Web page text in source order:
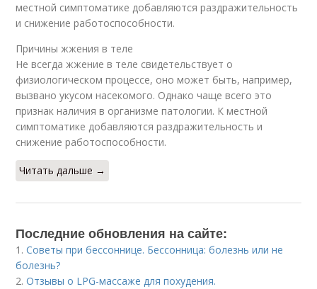
местной симптоматике добавляются раздражительность
и снижение работоспособности.
Причины жжения в теле
Не всегда жжение в теле свидетельствует о
физиологическом процессе, оно может быть, например,
вызвано укусом насекомого. Однако чаще всего это
признак наличия в организме патологии. К местной
симптоматике добавляются раздражительность и
снижение работоспособности.
Читать дальше →
Последние обновления на сайте:
1.Советы при бессоннице. Бессонница: болезнь или не
болезнь?
2.Отзывы о LPG-массаже для похудения.